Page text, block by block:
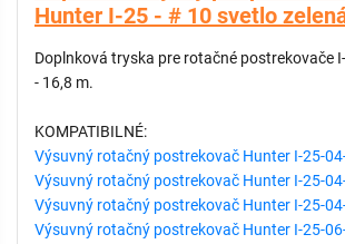
Hunter I-25 - # 10 svetlo
Doplnková tryska pre rotačné postrekovače
- 16,8 m.
KOMPATIBILNÉ:
Výsuvný rotačný postrekovač Hunter I-25-
Výsuvný rotačný postrekovač Hunter I-25-
Výsuvný rotačný postrekovač Hunter I-25-04-
Výsuvný rotačný postrekovač Hunter I-25-